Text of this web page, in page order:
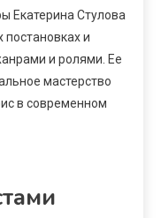
Екатерина Стулова
постановках и
и ролями. Ее
мастерство
в современном